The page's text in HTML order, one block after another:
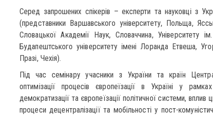
Серед запрошених спікерів – експерти та науковці з
(представники Варшавського університету, Польща,
Словацької Академії Наук, Словаччина, Університету
Будапештського університету імені Лоранда Етвеша,
Празі, Чехія).
Під час семінару учасники з України та країн
оптимізації процесів європеїзації в Україні у
демократизації та європеїзації політичної системи,
процеси децентралізації та мобільності у пост-